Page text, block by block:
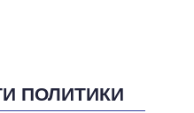
ПОЛИТИКИ